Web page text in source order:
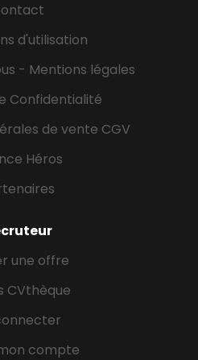
d'utilisation
- Mentions légales
Confidentialité
de vente CGV
Héros
une offre
CVthèque
compte